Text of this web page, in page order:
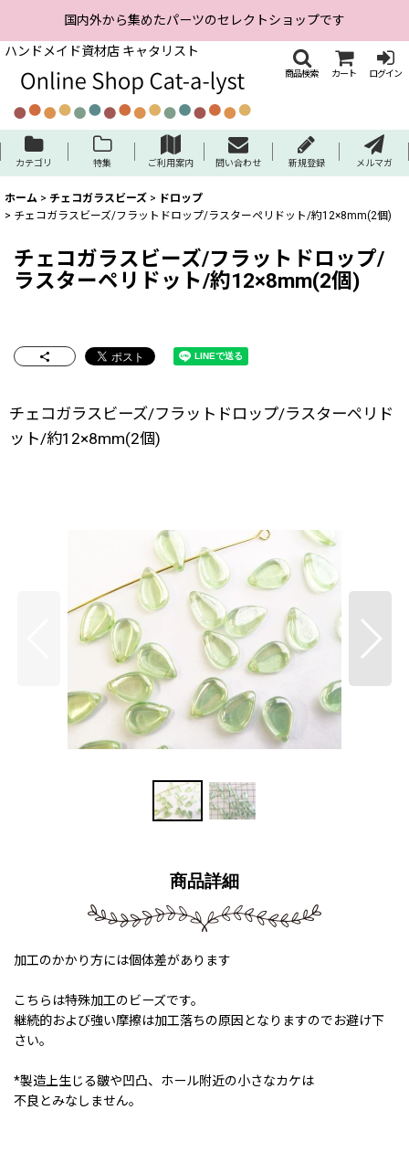
国内外から集めたパーツのセレクトショップです
ハンドメイド資材店 キャタリスト
商品検索 カート ログイン
カテゴリ 特集 ご利用案内 問い合わせ 新規登録 メルマガ
ホーム > チェコガラスビーズ >
ドロップ
> チェコガラスビーズ/フラットドロップ/ラスターペリドット/約12×8mm(2個)
チェコガラスビーズ/フラットドロップ/
ラスターペリドット/約12×8mm(2個)
チェコガラスビーズ/フラットドロップ/ラスターペリド
ット/約12×8mm(2個)
商品詳細
加工のかかり方には個体差があります
こちらは特殊加工のビーズです。
継続的および強い摩擦は加工落ちの原因となりますのでお避け下
さい。
*製造上生じる皺や凹凸、ホール附近の小さなカケは
不良とみなしません。